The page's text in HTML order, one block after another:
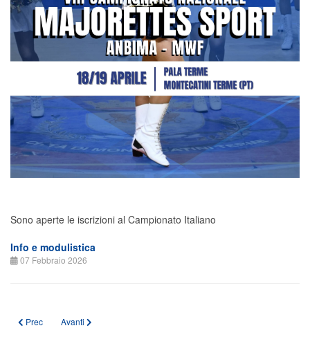
Sono aperte le iscrizioni al Campionato Italiano
Info e modulistica
07 Febbraio 2026
Articolo precedente: RISULTATI 8° CAMPIONATO NAZIONALE E
Prec Articolo successivo: REGOLAMENTO GARA MAJORETTE-
Avanti